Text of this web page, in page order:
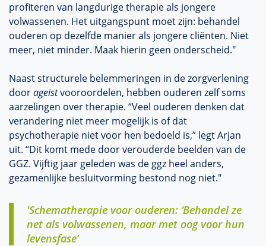
profiteren van langdurige therapie als jongere
volwassenen. Het uitgangspunt moet zijn: behandel
ouderen op dezelfde manier als jongere cliënten. Niet
meer, niet minder. Maak hierin geen onderscheid."
Naast structurele belemmeringen in de zorgverlening
doorageistvooroordelen, hebben ouderen zelf soms
aarzelingen over therapie. “Veel ouderen denken dat
verandering niet meer mogelijk is of dat
psychotherapie niet voor hen bedoeld is,” legt Arjan
uit. “Dit komt mede door verouderde beelden van de
GGZ. Vijftig jaar geleden was de ggz heel anders,
gezamenlijke besluitvorming bestond nog niet."
'Schematherapie voor ouderen: ‘Behandel ze
net als volwassenen, maar met oog voor hun
levensfase’